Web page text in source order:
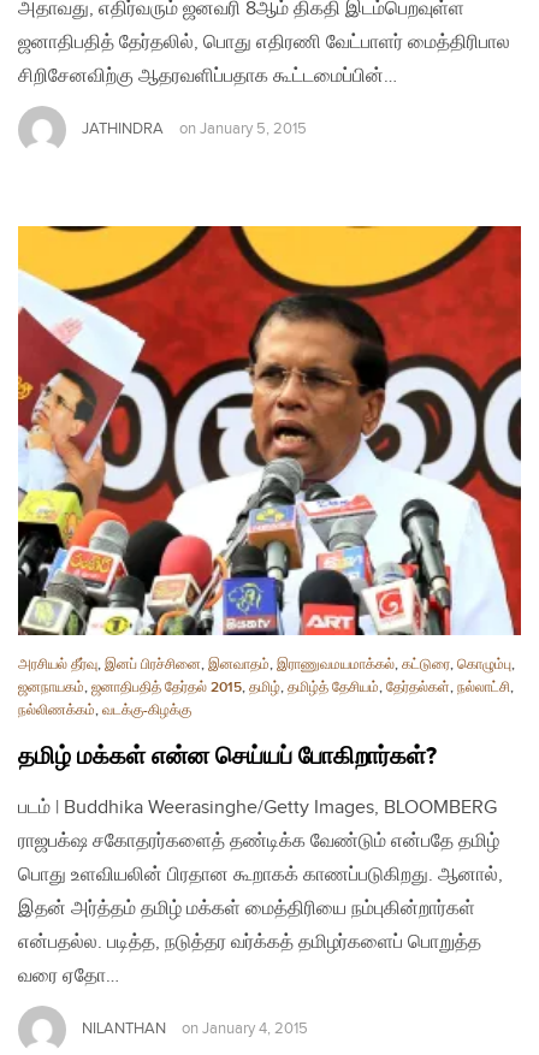
அதாவது, எதிர்வரும் ஜனவரி 8ஆம் திகதி இடம்பெறவுள்ள
ஜனாதிபதித் தேர்தலில், பொது எதிரணி வேட்பாளர் மைத்திரிபால
சிறிசேனவிற்கு ஆதரவளிப்பதாக கூட்டமைப்பின்…
JATHINDRA on January 5, 2015
அரசியல் தீர்வு, இனப் பிரச்சினை, இனவாதம், இராணுவமயமாக்கல், கட்டுரை, கொழும்பு,
ஜனநாயகம், ஜனாதிபதித் தேர்தல் 2015, தமிழ், தமிழ்த் தேசியம், தேர்தல்கள், நல்லாட்சி,
நல்லிணக்கம், வடக்கு-கிழக்கு
தமிழ் மக்கள் என்ன செய்யப் போகிறார்கள்?
படம் | Buddhika Weerasinghe/Getty Images, BLOOMBERG
ராஜபக்‌ஷ சகோதரர்களைத் தண்டிக்க வேண்டும் என்பதே தமிழ்
பொது உளவியலின் பிரதான கூறாகக் காணப்படுகிறது. ஆனால்,
இதன் அர்த்தம் தமிழ் மக்கள் மைத்திரியை நம்புகின்றார்கள்
என்பதல்ல. படித்த, நடுத்தர வர்க்கத் தமிழர்களைப் பொறுத்த
வரை ஏதோ…
NILANTHAN on January 4, 2015